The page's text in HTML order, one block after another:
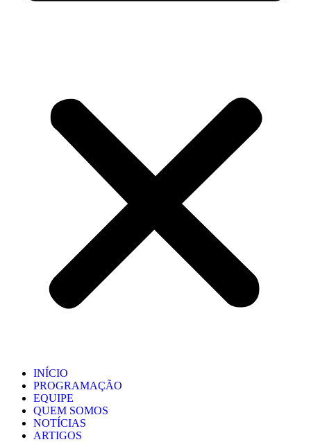
INÍCIO
PROGRAMAÇÃO
EQUIPE
QUEM SOMOS
NOTÍCIAS
ARTIGOS